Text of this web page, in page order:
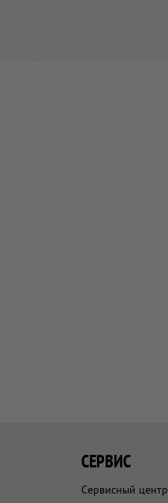
СЕРВИС
Сервисный центр